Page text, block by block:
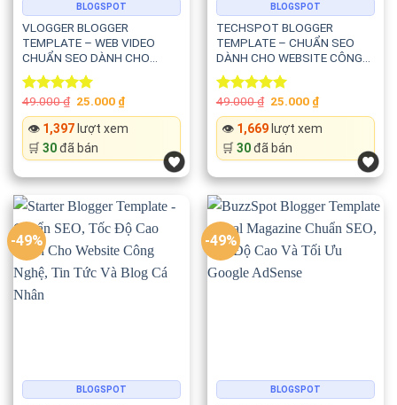
BLOGSPOT
VLOGGER BLOGGER
TEMPLATE – WEB VIDEO
CHUẨN SEO DÀNH CHO
YOUTUBE, PODCAST VÀ
WEBSITE CHIA SẺ VIDEO
Rated5.00
out of 5
49.000₫ Original
was:
49.000 ₫.
25.000 ₫Current
price
is:
25.000 ₫.
👁️ 1,397lượt xem
🛒 30đã bán
BLOGSPOT
TECHSPOT BLOGGER
TEMPLATE – CHUẨN SEO
DÀNH CHO WEBSITE CÔNG
NGHỆ, GAME VÀ REVIEW SẢN
PHẨM
Rated5.00
out of 5
49.000₫ Original
was:
49.000 ₫.
25.000 ₫Current
price
is:
25.000 ₫.
👁️ 1,669lượt xem
🛒 30đã bán
-49%
BLOGSPOT
-49%
BLOGSPOT